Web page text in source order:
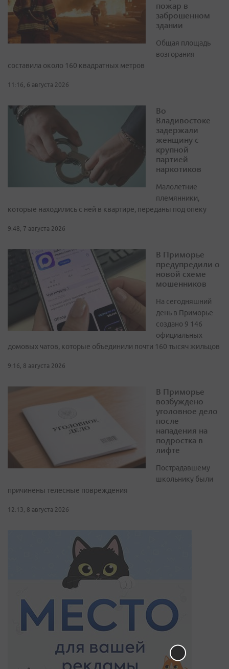
пожар в
заброшенном
здании
Общая площадь
возгорания
составила около 160 квадратных метров
11:16, 6 августа 2026
Во
Владивостоке
задержали
женщину с
крупной
партией
наркотиков
Малолетние
племянники,
которые находились с ней в квартире, переданы под опеку
9:48, 7 августа 2026
В Приморье
предупредили о
новой схеме
мошенников
На сегодняшний
день в Приморье
создано 9 146
официальных
домовых чатов, которые объединили почти 160 тысяч жильцов
9:16, 8 августа 2026
В Приморье
возбуждено
уголовное дело
после
нападения на
подростка в
лифте
Пострадавшему
школьнику были
причинены телесные повреждения
12:13, 8 августа 2026